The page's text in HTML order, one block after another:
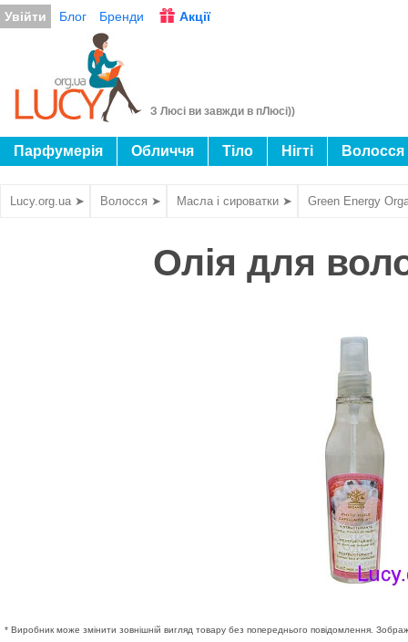
Увійти Блог Бренди Акції
З Люсі ви завжди в пЛюсі))
Парфумерія Обличчя Тіло Нігті Волосся
Lucy.org.ua ➤ Волосся ➤ Масла і сироватки ➤ Green Energy
Олія для
* Виробник може змінити зовнішній вигляд товару без попереднього повідомлення.